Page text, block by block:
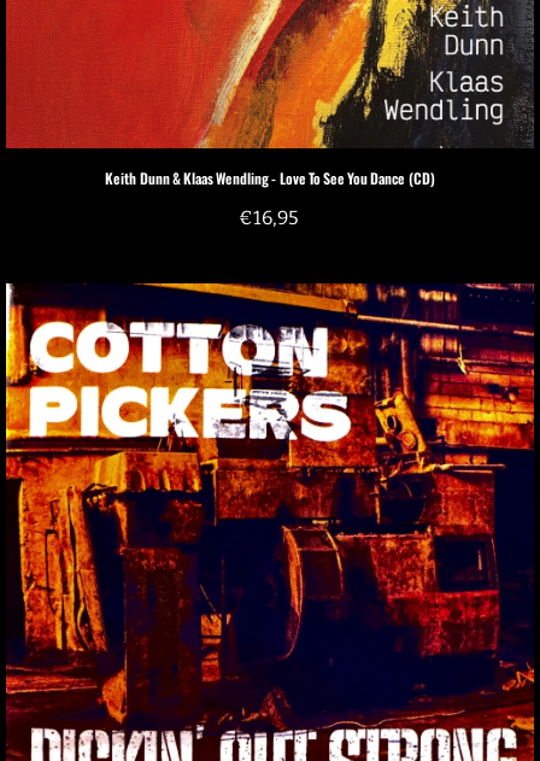
Keith Dunn & Klaas Wendling - Love To See You Dance (CD)
€16,95